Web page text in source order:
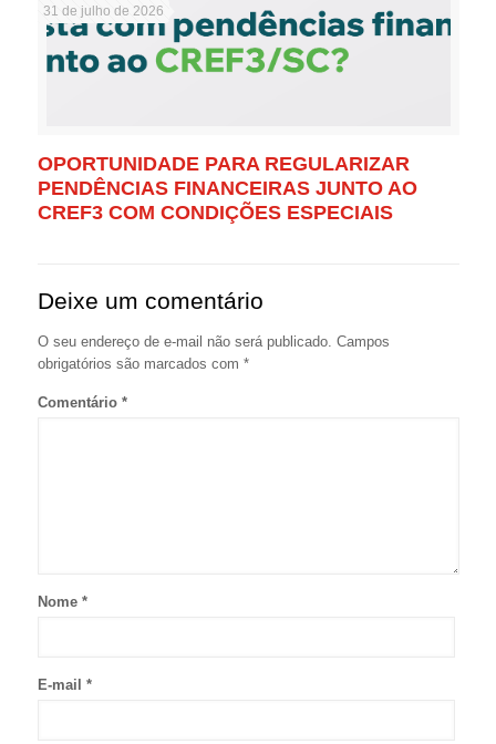
31 de julho de 2026
OPORTUNIDADE PARA REGULARIZAR
PENDÊNCIAS FINANCEIRAS JUNTO AO
CREF3 COM CONDIÇÕES ESPECIAIS
Deixe um comentário
O seu endereço de e-mail não será publicado. Campos
obrigatórios são marcados com *
Comentário *
Nome *
E-mail *